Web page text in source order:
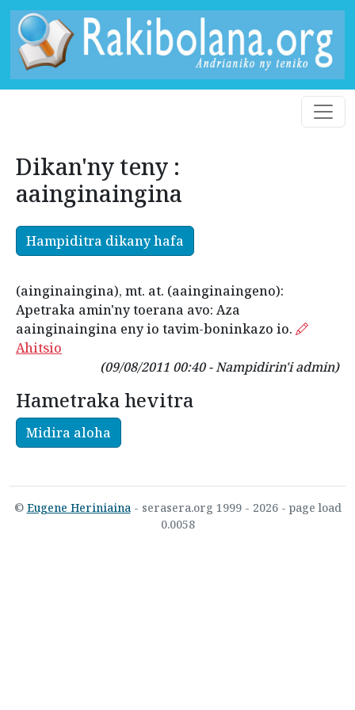
Dikan'ny teny :
aainginaingina
Hampiditra dikany hafa
(ainginaingina), mt. at. (aainginaingeno):
Apetraka amin'ny toerana avo: Aza
aainginaingina eny io tavim-boninkazo io.
Ahitsio
(09/08/2011 00:40 - Nampidirin'i admin)
Hametraka hevitra
Midira aloha
© Eugene Heriniaina- serasera.org 1999 - 2026 - page load
0.0058